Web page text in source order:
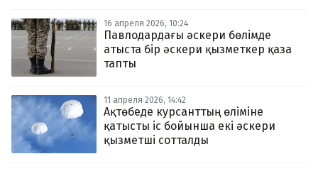
16 апреля 2026, 10:24
Павлодардағы әскери бөлімде
атыста бір әскери қызметкер қаза
тапты
11 апреля 2026, 14:42
Ақтөбеде курсанттың өліміне
қатысты іс бойынша екі әскери
қызметші сотталды